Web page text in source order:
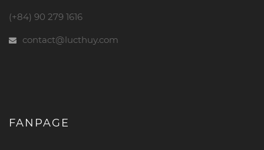
(+84) 90 279 1616
contact@lucthuy.com
FANPAGE